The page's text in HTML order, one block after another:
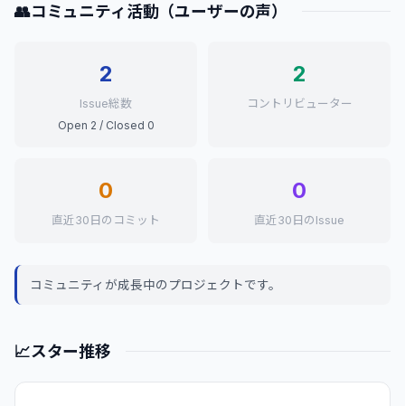
👥コミュニティ活動（ユーザーの声）
2
Issue総数
Open 2 / Closed 0
2
コントリビューター
0
直近30日のコミット
0
直近30日のIssue
コミュニティが成長中のプロジェクトです。
📈スター推移